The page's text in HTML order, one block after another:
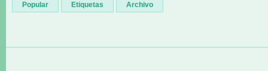
Popular Etiquetas Archivo